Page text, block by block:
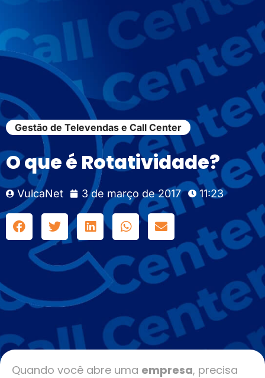
Gestão de Televendas e Call Center
O que é Rotatividade?
VulcaNet 3 de março de 2017 11:23
Quando você abre uma empresa, precisa